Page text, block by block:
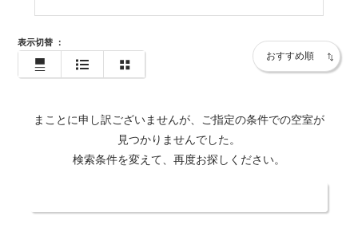
表示切替 ：
まことに申し訳ございませんが、ご指定の条件での空室が
見つかりませんでした。
検索条件を変えて、再度お探しください。